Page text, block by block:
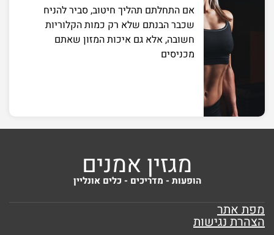
אם התחלתם תהליך חיטוב, סביר להניח
שכבר הבנתם שלא רק כמות הקלוריות
חשובה, אלא גם איכות המזון שאתם
מכניסים
מגזין אמנים
הופעות - מדריכים - כלים אונליין
מפת אתר
הצהרת נגישות